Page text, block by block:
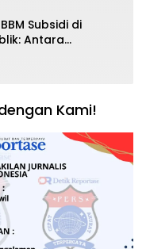
Subsidi di
Antara
Hak Konsumen,
Kami!